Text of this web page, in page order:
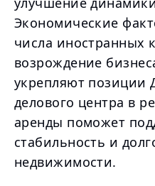
Экономические
числа иностранных
возрождение
укрепляют позиции
делового центра в
аренды поможет
стабильность и
недвижимости.